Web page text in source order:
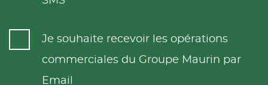
Je souhaite recevoir les opérations
commerciales du Groupe Maurin par
Email